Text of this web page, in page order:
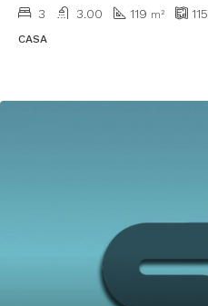
3 3.00 119 m² 115
CASA